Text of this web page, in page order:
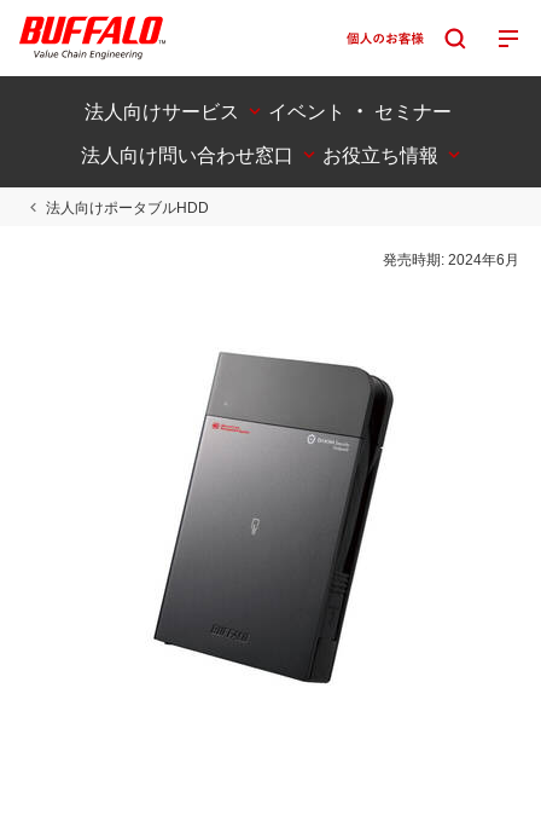
法人向けサービス
イベント ・ セミナー
法人向け問い合わせ窓口
お役立ち情報
法人向けポータブルHDD
発売時期:2024年6月